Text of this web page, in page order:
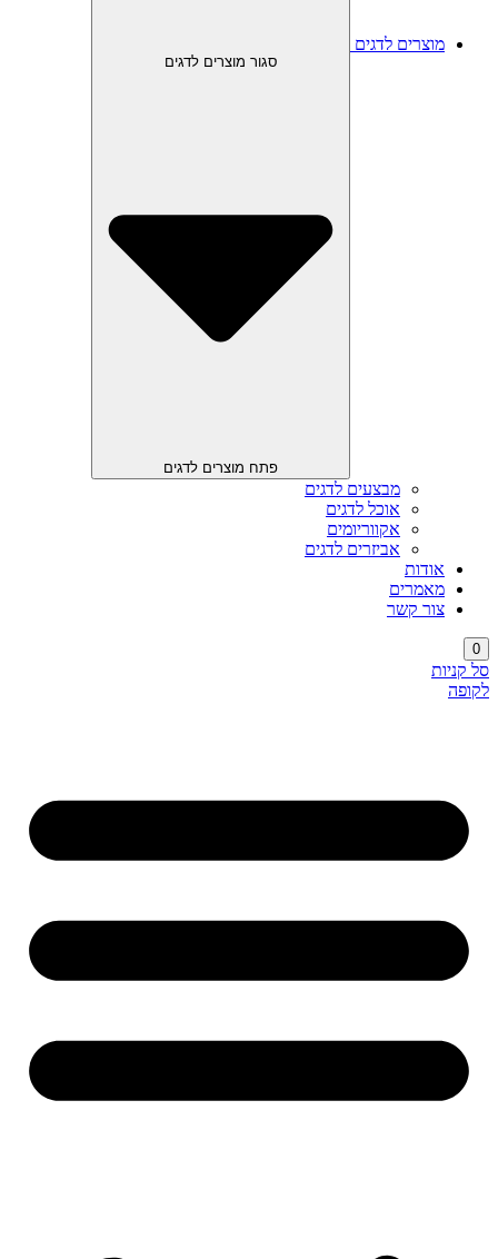
מוצרים לדגים
סגור מוצרים לדגים
פתח מוצרים לדגים
מבצעים לדגים
אוכל לדגים
אקווריומים
אביזרים לדגים
אודות
מאמרים
צור קשר
0
סל קניות
לקופה